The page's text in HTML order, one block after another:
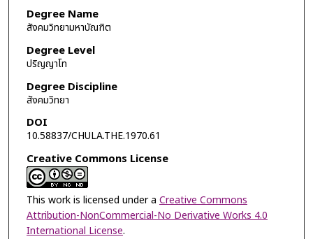
Degree Name
สังคมวิทยามหาบัณฑิต
Degree Level
ปริญญาโท
Degree Discipline
สังคมวิทยา
DOI
10.58837/CHULA.THE.1970.61
Creative Commons License
This work is licensed under a Creative Commons
Attribution-NonCommercial-No Derivative Works 4.0
International License.